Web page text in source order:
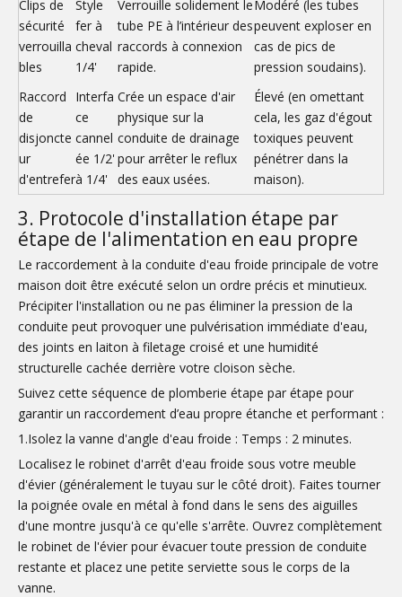
Clips de
sécurité
verrouilla
bles
Style
fer à
cheval
1/4'
Verrouille solidement le
tube PE à l’intérieur des
raccords à connexion
rapide.
Modéré (les tubes
peuvent exploser en
cas de pics de
pression soudains).
Raccord
de
disjoncte
ur
d'entrefer
Interfa
ce
cannel
ée 1/2'
à 1/4'
Crée un espace d'air
physique sur la
conduite de drainage
pour arrêter le reflux
des eaux usées.
Élevé (en omettant
cela, les gaz d'égout
toxiques peuvent
pénétrer dans la
maison).
3. Protocole d'installation étape par
étape de l'alimentation en eau propre
Le raccordement à la conduite d'eau froide principale de votre
maison doit être exécuté selon un ordre précis et minutieux.
Précipiter l'installation ou ne pas éliminer la pression de la
conduite peut provoquer une pulvérisation immédiate d'eau,
des joints en laiton à filetage croisé et une humidité
structurelle cachée derrière votre cloison sèche.
Suivez cette séquence de plomberie étape par étape pour
garantir un raccordement d’eau propre étanche et performant :
1.Isolez la vanne d'angle d'eau froide : Temps : 2 minutes.
Localisez le robinet d'arrêt d'eau froide sous votre meuble
d'évier (généralement le tuyau sur le côté droit). Faites tourner
la poignée ovale en métal à fond dans le sens des aiguilles
d'une montre jusqu'à ce qu'elle s'arrête. Ouvrez complètement
le robinet de l'évier pour évacuer toute pression de conduite
restante et placez une petite serviette sous le corps de la
vanne.